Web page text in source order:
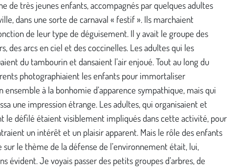
de très jeunes enfants, accompagnés par quelques adultes
dans une sorte de carnaval « festif ». Ils marchaient
de leur type de déguisement. Il y avait le groupe des
des arcs en ciel et des coccinelles. Les adultes qui les
du tambourin et dansaient l’air enjoué. Tout au long du
photographiaient les enfants pour immortaliser
ensemble à la bonhomie d’apparence sympathique, mais qui
une impression étrange. Les adultes, qui organisaient et
le défilé étaient visiblement impliqués dans cette activité, pour
un intérêt et un plaisir apparent. Mais le rôle des enfants
sur le thème de la défense de l’environnement était, lui,
évident. Je voyais passer des petits groupes d’arbres, de